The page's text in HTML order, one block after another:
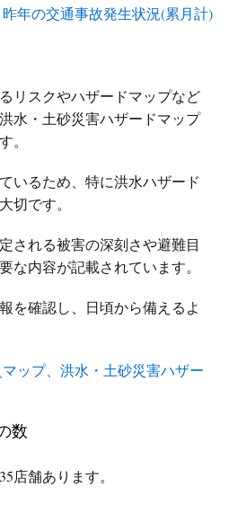
年の交通事故発生状況(累月計)
リスクやハザードマップなど
水・土砂災害ハザードマップ
。
いるため、特に洪水ハザード
切です。
される被害の深刻さや避難目
な内容が記載されています。
を確認し、日頃から備えるよ
ップ、洪水・土砂災害ハザー
数
店舗あります。